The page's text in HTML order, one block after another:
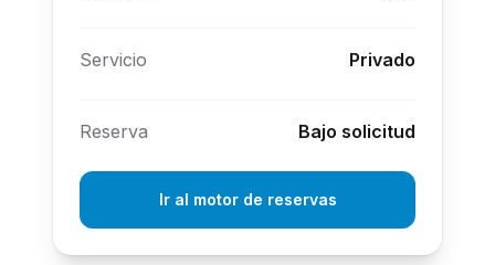
Servicio Privado
Reserva Bajo solicitud
Ir al motor de reservas